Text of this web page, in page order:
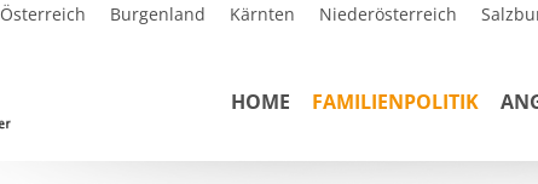
Österreich Burgenland Kärnten Niederösterreich
HOME FAMILIENPOLITIK